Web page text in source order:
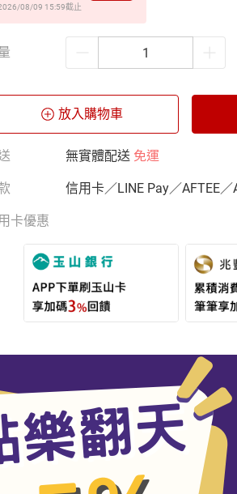
08/09 15:59截止
放入購物車
無實體配送 免運
信用卡／LINE Pay／AFTEE／
卡優惠